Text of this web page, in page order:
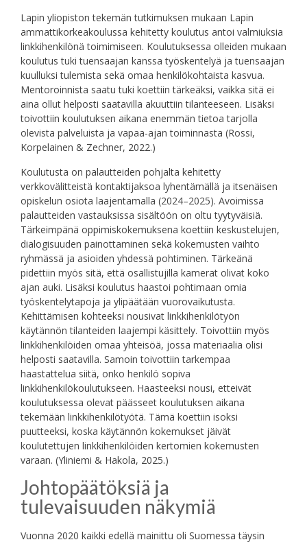
Lapin yliopiston tekemän tutkimuksen mukaan Lapin
ammattikorkeakoulussa kehitetty koulutus antoi valmiuksia
linkkihenkilönä toimimiseen. Koulutuksessa olleiden mukaan
koulutus tuki tuensaajan kanssa työskentelyä ja tuensaajan
kuulluksi tulemista sekä omaa henkilökohtaista kasvua.
Mentoroinnista saatu tuki koettiin tärkeäksi, vaikka sitä ei
aina ollut helposti saatavilla akuuttiin tilanteeseen. Lisäksi
toivottiin koulutuksen aikana enemmän tietoa tarjolla
olevista palveluista ja vapaa-ajan toiminnasta (Rossi,
Korpelainen & Zechner, 2022.)
Koulutusta on palautteiden pohjalta kehitetty
verkkovälitteistä kontaktijaksoa lyhentämällä ja itsenäisen
opiskelun osiota laajentamalla (2024–2025). Avoimissa
palautteiden vastauksissa sisältöön on oltu tyytyväisiä.
Tärkeimpänä oppimiskokemuksena koettiin keskustelujen,
dialogisuuden painottaminen sekä kokemusten vaihto
ryhmässä ja asioiden yhdessä pohtiminen. Tärkeänä
pidettiin myös sitä, että osallistujilla kamerat olivat koko
ajan auki. Lisäksi koulutus haastoi pohtimaan omia
työskentelytapoja ja ylipäätään vuorovaikutusta.
Kehittämisen kohteeksi nousivat linkkihenkilötyön
käytännön tilanteiden laajempi käsittely. Toivottiin myös
linkkihenkilöiden omaa yhteisöä, jossa materiaalia olisi
helposti saatavilla. Samoin toivottiin tarkempaa
haastattelua siitä, onko henkilö sopiva
linkkihenkilökoulutukseen. Haasteeksi nousi, etteivät
koulutuksessa olevat päässeet koulutuksen aikana
tekemään linkkihenkilötyötä. Tämä koettiin isoksi
puutteeksi, koska käytännön kokemukset jäivät
koulutettujen linkkihenkilöiden kertomien kokemusten
varaan. (Yliniemi & Hakola, 2025.)
Johtopäätöksiä ja
tulevaisuuden näkymiä
Vuonna 2020 kaikki edellä mainittu oli Suomessa täysin